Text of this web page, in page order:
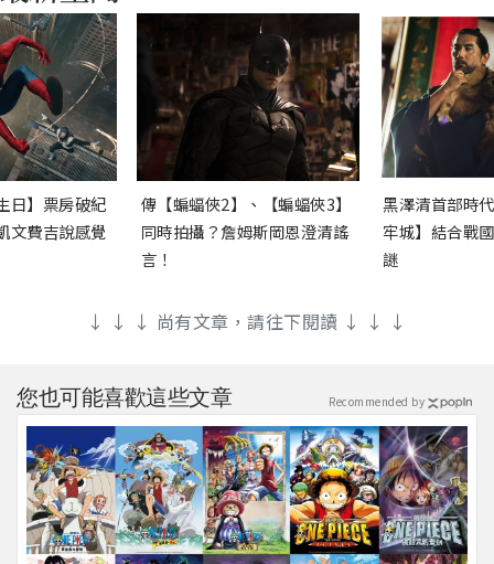
日】票房破紀
文費吉說感覺
傳【蝙蝠俠2】、【蝙蝠俠3】
同時拍攝？詹姆斯岡恩澄清謠
言！
黑澤清首部時
牢城】結合戰
謎
↓ ↓ ↓ 尚有文章，請往下閱讀 ↓ ↓ ↓
您也可能喜歡這些文章 Recommended by